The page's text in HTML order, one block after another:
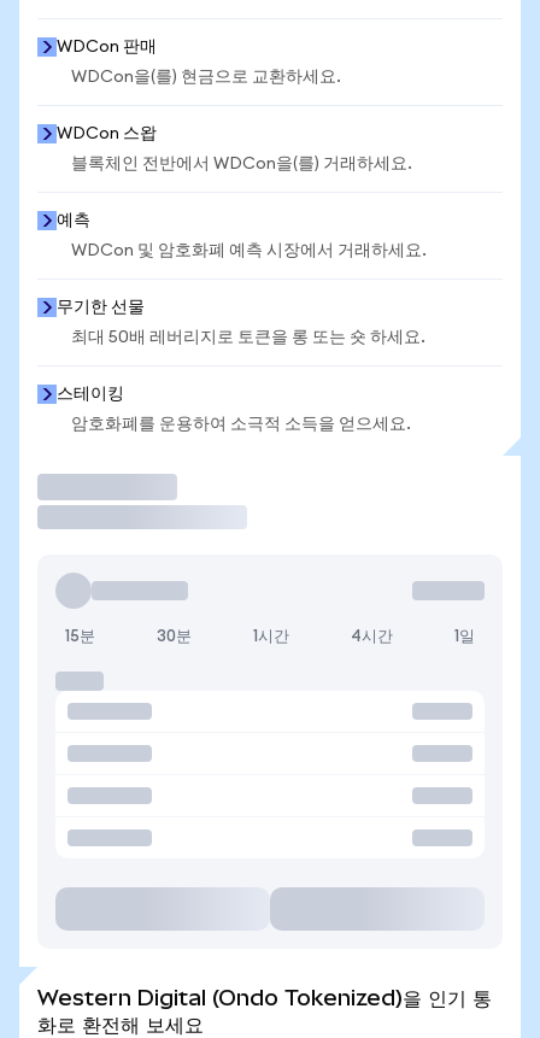
WDCon 판매
WDCon을(를) 현금으로 교환하세요.
WDCon 스왑
블록체인 전반에서 WDCon을(를) 거래하세요.
예측
WDCon 및 암호화폐 예측 시장에서 거래하세요.
무기한 선물
최대 50배 레버리지로 토큰을 롱 또는 숏 하세요.
스테이킹
암호화폐를 운용하여 소극적 소득을 얻으세요.
15분 30분 1시간 4시간 1일
Western Digital (Ondo Tokenized)을 인기 통
화로 환전해 보세요